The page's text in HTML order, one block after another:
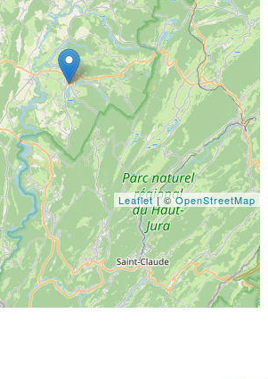
Leaflet| ©OpenStreetMap